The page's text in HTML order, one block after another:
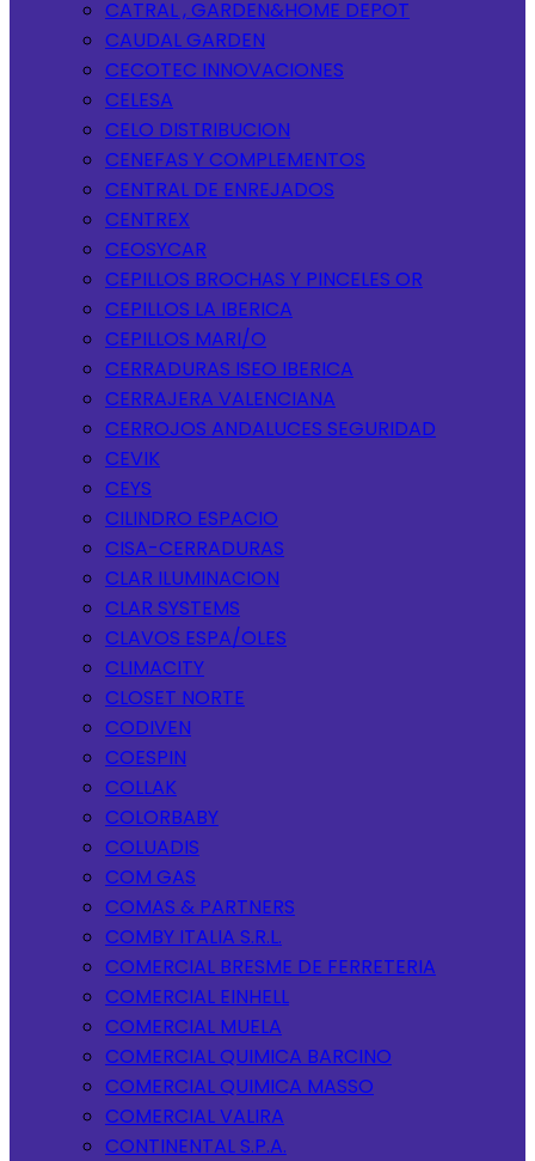
CATRAL , GARDEN&HOME DEPOT
CAUDAL GARDEN
CECOTEC INNOVACIONES
CELESA
CELO DISTRIBUCION
CENEFAS Y COMPLEMENTOS
CENTRAL DE ENREJADOS
CENTREX
CEOSYCAR
CEPILLOS BROCHAS Y PINCELES OR
CEPILLOS LA IBERICA
CEPILLOS MARI/O
CERRADURAS ISEO IBERICA
CERRAJERA VALENCIANA
CERROJOS ANDALUCES SEGURIDAD
CEVIK
CEYS
CILINDRO ESPACIO
CISA-CERRADURAS
CLAR ILUMINACION
CLAR SYSTEMS
CLAVOS ESPA/OLES
CLIMACITY
CLOSET NORTE
CODIVEN
COESPIN
COLLAK
COLORBABY
COLUADIS
COM GAS
COMAS & PARTNERS
COMBY ITALIA S.R.L.
COMERCIAL BRESME DE FERRETERIA
COMERCIAL EINHELL
COMERCIAL MUELA
COMERCIAL QUIMICA BARCINO
COMERCIAL QUIMICA MASSO
COMERCIAL VALIRA
CONTINENTAL S.P.A.